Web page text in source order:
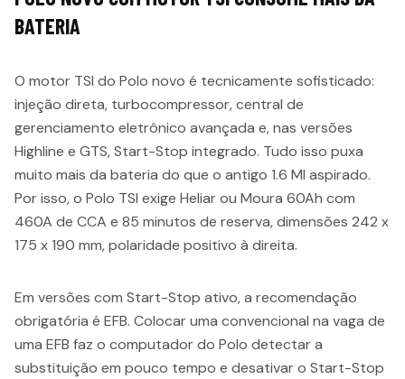
BATERIA
O motor TSI do Polo novo é tecnicamente sofisticado:
injeção direta, turbocompressor, central de
gerenciamento eletrônico avançada e, nas versões
Highline e GTS, Start-Stop integrado. Tudo isso puxa
muito mais da bateria do que o antigo 1.6 MI aspirado.
Por isso, o Polo TSI exige Heliar ou Moura 60Ah com
460A de CCA e 85 minutos de reserva, dimensões 242 x
175 x 190 mm, polaridade positivo à direita.
Em versões com Start-Stop ativo, a recomendação
obrigatória é EFB. Colocar uma convencional na vaga de
uma EFB faz o computador do Polo detectar a
substituição em pouco tempo e desativar o Start-Stop